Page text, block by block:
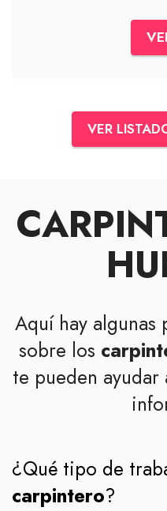
VER
Aquí hay algunas
sobre los
te pueden
¿Qué tipo de
carpintero?